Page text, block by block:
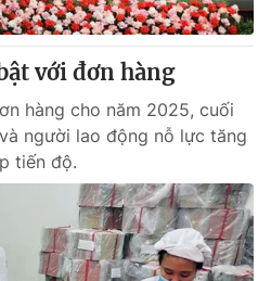
với đơn hàng
hàng cho năm 2025, cuối
người lao động nỗ lực tăng
tiến độ.